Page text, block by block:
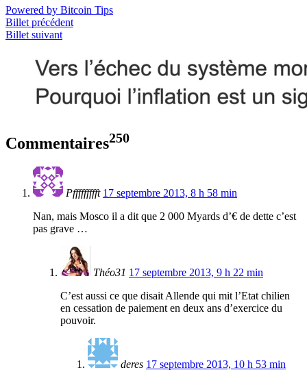
Powered by Bitcoin Tips
Billet précédent
Billet suivant
Commentaires250
Pffffffffft 17 septembre 2013, 8 h 58 min
Nan, mais Mosco il a dit que 2 000 Myards d’€ de dette c’est
pas grave …
Théo31 17 septembre 2013, 9 h 22 min
C’est aussi ce que disait Allende qui mit l’Etat chilien
en cessation de paiement en deux ans d’exercice du
pouvoir.
deres 17 septembre 2013, 10 h 53 min